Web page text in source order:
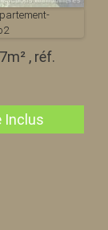
, réf.
Inclus